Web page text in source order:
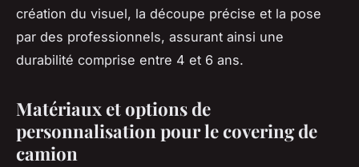
création du visuel, la découpe précise et la pose
par des professionnels, assurant ainsi une
durabilité comprise entre 4 et 6 ans.
Matériaux et options de
personnalisation pour le covering de
camion